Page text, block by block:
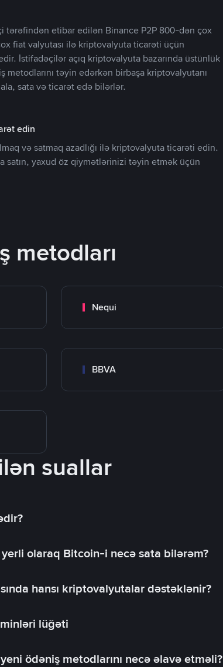
tərəfindən etibar edilən Binance P2P 800-dən çox
fiat valyutası ilə kriptovalyuta ticarəti üçün
İstifadəçilər açıq kriptovalyuta bazarında üstünlük
təyin edərkən birbaşa kriptovalyutanı
sata və ticarət edə bilərlər.
edin
və satmaq azadlığı ilə kriptovalyuta ticarəti edin.
satın, yaxud öz qiymətlərinizi təyin etmək üçün
metodları
Nequi
BBVA
suallar
olaraq Bitcoin-i necə sata bilərəm?
hansı kriptovalyutalar dəstəklənir?
lüğəti
ödəniş metodlarını necə əlavə etməli?